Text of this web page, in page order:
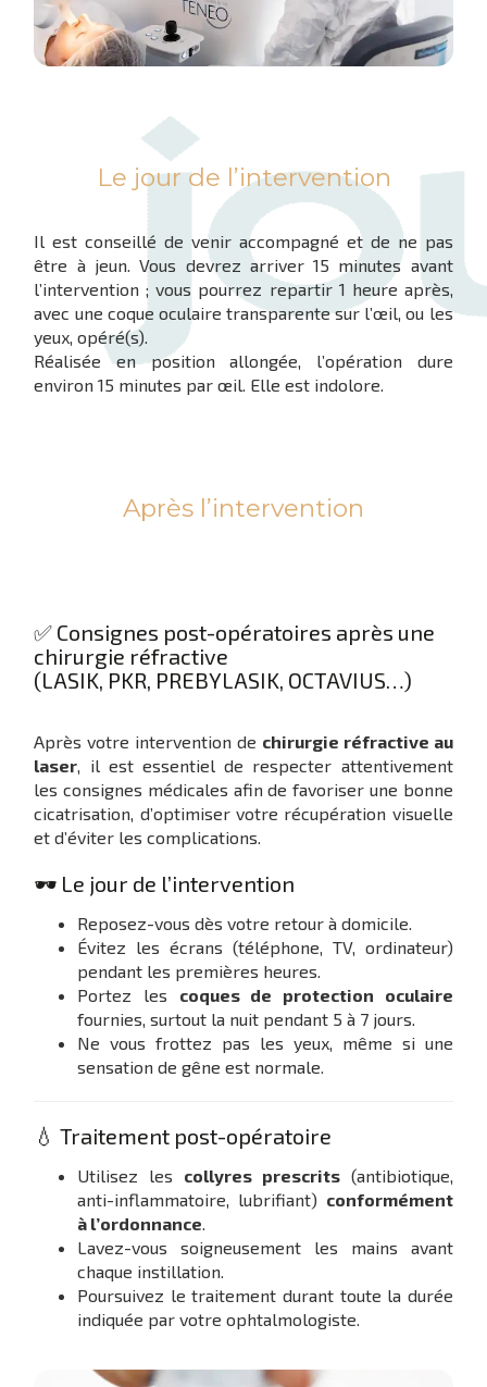
Le jour de l’intervention
Il est conseillé de venir accompagné et de ne pas
être à jeun. Vous devrez arriver 15 minutes avant
l’intervention ; vous pourrez repartir 1 heure après,
avec une coque oculaire transparente sur l’œil, ou les
yeux, opéré(s).
Réalisée en position allongée, l’opération dure
environ 15 minutes par œil. Elle est indolore.
Après l’intervention
✅ Consignes post-opératoires après une
chirurgie réfractive
(LASIK, PKR, PREBYLASIK, OCTAVIUS…)
Après votre intervention de chirurgie réfractive au
laser, il est essentiel de respecter attentivement
les consignes médicales afin de favoriser une bonne
cicatrisation, d’optimiser votre récupération visuelle
et d’éviter les complications.
🕶️ Le jour de l’intervention
Reposez-vous dès votre retour à domicile.
Évitez les écrans (téléphone, TV, ordinateur)
pendant les premières heures.
Portez les coques de protection oculaire
fournies, surtout la nuit pendant 5 à 7 jours.
Ne vous frottez pas les yeux, même si une
sensation de gêne est normale.
💧 Traitement post-opératoire
Utilisez les collyres prescrits(antibiotique,
anti-inflammatoire, lubrifiant) conformément
à l’ordonnance.
Lavez-vous soigneusement les mains avant
chaque instillation.
Poursuivez le traitement durant toute la durée
indiquée par votre ophtalmologiste.